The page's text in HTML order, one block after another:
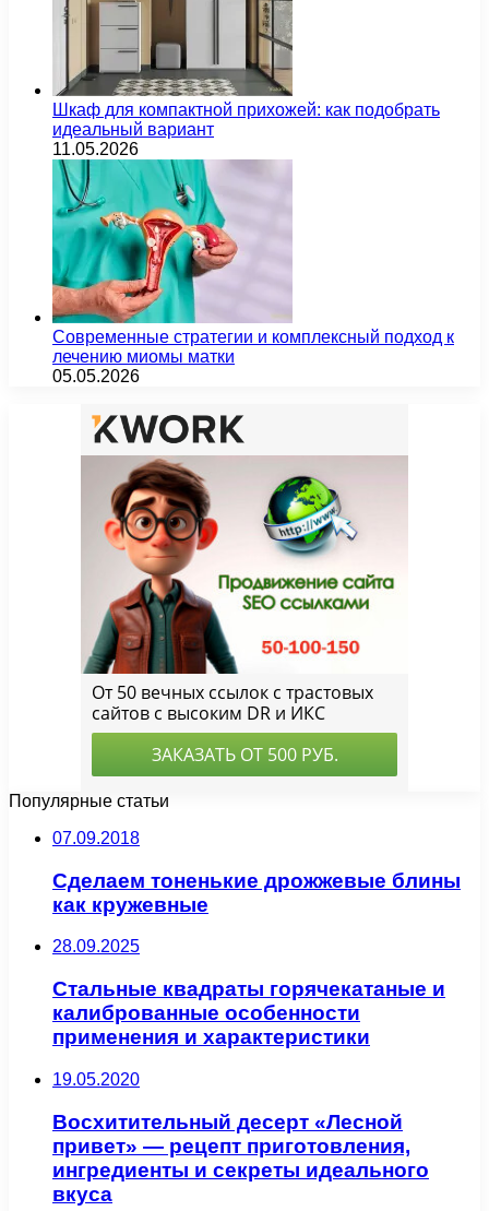
Шкаф для компактной прихожей: как подобрать
идеальный вариант
11.05.2026
Современные стратегии и комплексный подход к
лечению миомы матки
05.05.2026
Популярные статьи
07.09.2018
Сделаем тоненькие дрожжевые блины
как кружевные
28.09.2025
Стальные квадраты горячекатаные и
калиброванные особенности
применения и характеристики
19.05.2020
Восхитительный десерт «Лесной
привет» — рецепт приготовления,
ингредиенты и секреты идеального
вкуса